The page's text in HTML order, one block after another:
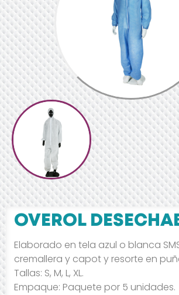
OVEROL
Elaborado en tela azul o blanca
cremallera y capot y resorte en
Tallas: S, M, L, XL.
Empaque: Paquete por 5 unidades.